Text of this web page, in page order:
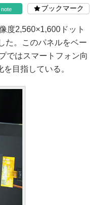
note ブックマーク
度2,560×1,600ドット
た。このパネルをベー
ではスマートフォン向
目指している。